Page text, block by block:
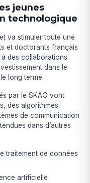
jeunes
technologique
va stimuler toute une
et doctorants français
des collaborations
dans le
long terme.
par le SKAO vont
des algorithmes
de communication
dans d’autres
traitement de données
artificielle